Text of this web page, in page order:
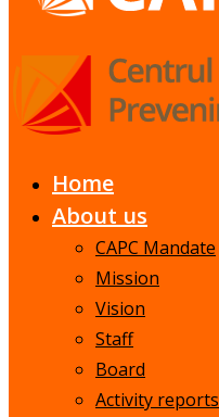
Home
About us
CAPC Mandate
Mission
Vision
Staff
Board
Activity reports